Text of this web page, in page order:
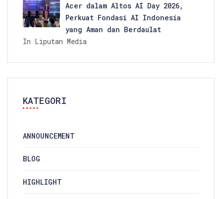
Acer dalam Altos AI Day 2026,
Perkuat Fondasi AI Indonesia
yang Aman dan Berdaulat
In Liputan Media
KATEGORI
ANNOUNCEMENT
BLOG
HIGHLIGHT